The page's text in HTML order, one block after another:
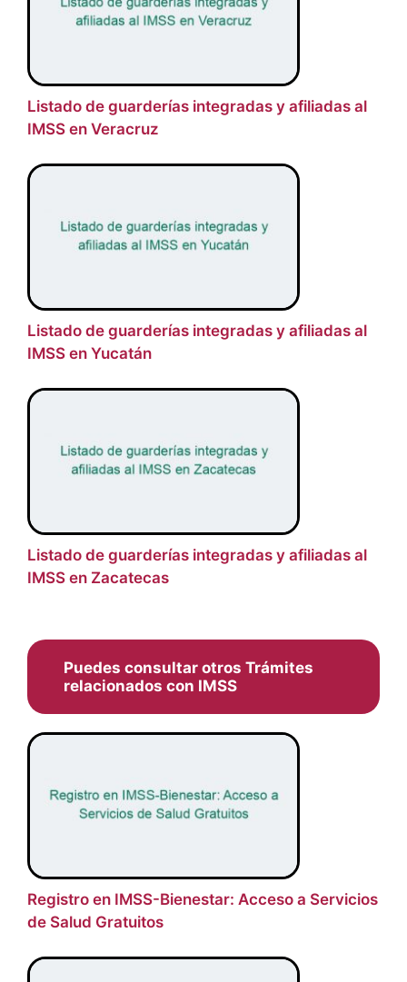
Listado de guarderías integradas y afiliadas al
IMSS en Veracruz
Listado de guarderías integradas y afiliadas al
IMSS en Yucatán
Listado de guarderías integradas y afiliadas al
IMSS en Zacatecas
Puedes consultar otros Trámites
relacionados con IMSS
Registro en IMSS-Bienestar: Acceso a Servicios
de Salud Gratuitos